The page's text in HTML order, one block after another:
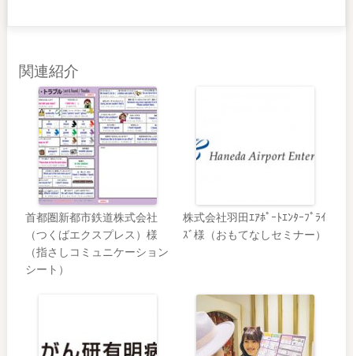
関連紹介
首都圏新都市鉄道株式会社
（つくばエクスプレス）様
（指さしコミュニケーション
シート）
株式会社羽田ｴｱﾎﾟｰﾄｴﾝﾀｰﾌﾟﾗｲ
ｽﾞ様（おもてなしセミナー）